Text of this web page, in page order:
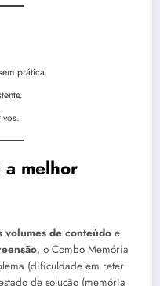
prática.
a melhor
volumes de conteúdo e
, o Combo Memória
(dificuldade em reter
de solução (memória